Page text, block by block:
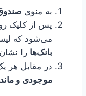
به منوی
پس از کلیک
می‌شود که
بانک‌ها را
در مقابل هر
موجودی و